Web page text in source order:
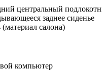
центральный
заднее сиденье
(материал салона)
компьютер